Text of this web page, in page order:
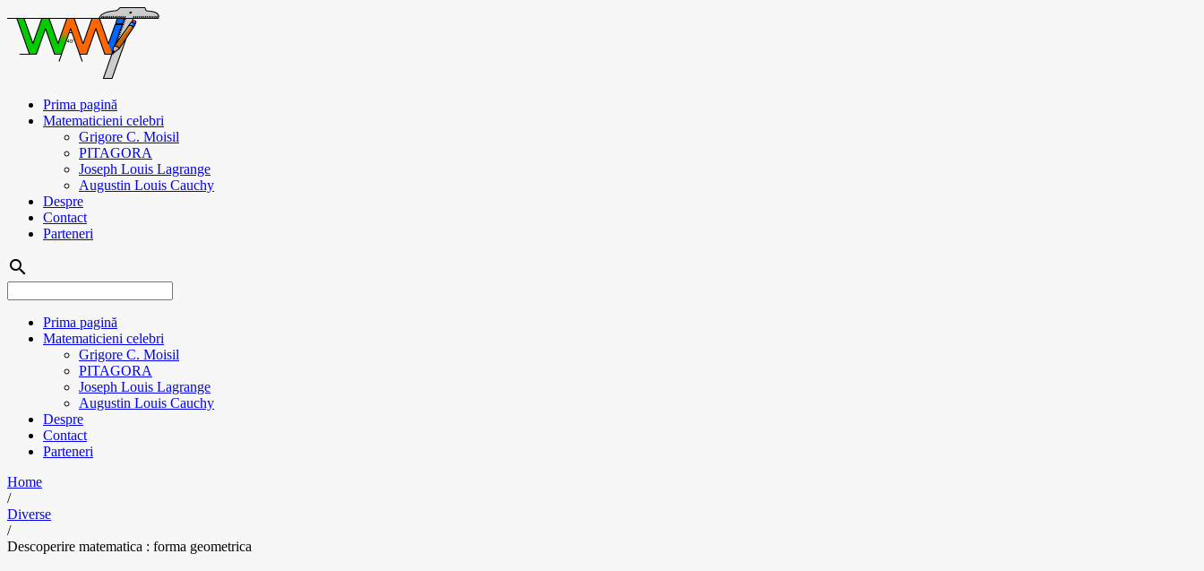
Prima pagină
Matematicieni celebri
Grigore C. Moisil
PITAGORA
Joseph Louis Lagrange
Augustin Louis Cauchy
Despre
Contact
Parteneri
search
Prima pagină
Matematicieni celebri
Grigore C. Moisil
PITAGORA
Joseph Louis Lagrange
Augustin Louis Cauchy
Despre
Contact
Parteneri
Home
/
Diverse
/
Descoperire matematica : forma geometrica